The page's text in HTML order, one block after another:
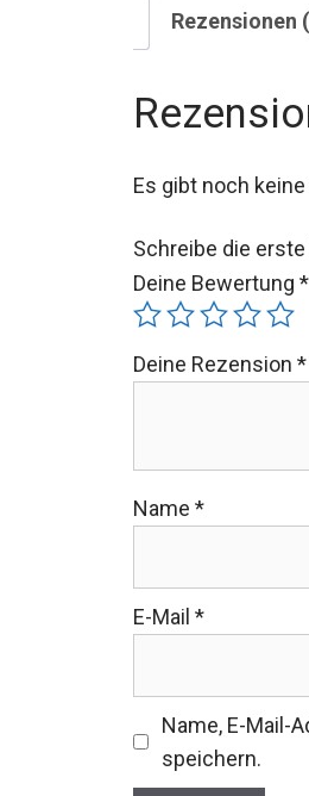
Rezensionen
Es gibt noch
Schreibe die
Deine Bewertung *
Deine Rezension *
Name *
E-Mail *
Name, E-Mail-
speichern.